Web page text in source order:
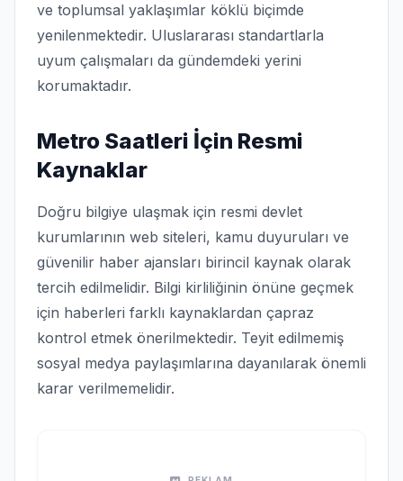
ve toplumsal yaklaşımlar köklü biçimde
yenilenmektedir. Uluslararası standartlarla
uyum çalışmaları da gündemdeki yerini
korumaktadır.
Metro Saatleri İçin Resmi
Kaynaklar
Doğru bilgiye ulaşmak için resmi devlet
kurumlarının web siteleri, kamu duyuruları ve
güvenilir haber ajansları birincil kaynak olarak
tercih edilmelidir. Bilgi kirliliğinin önüne geçmek
için haberleri farklı kaynaklardan çapraz
kontrol etmek önerilmektedir. Teyit edilmemiş
sosyal medya paylaşımlarına dayanılarak önemli
karar verilmemelidir.